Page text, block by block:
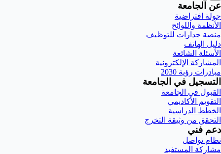
عن الجامعة
جولة افتراضية
الأنظمة واللوائح
منصة جدارات للتوظيف
دليل الهاتف
الأسئلة الشائعة
المشاركة الإلكترونية
مبادرات رؤية 2030
التسجيل في الجامعة
القبول في الجامعة
التقويم الأكاديمي
الخطط الدراسية
التحقق من وثيقة التخرج
دعم فني
نظام تواصل
مشاركة المستفيد